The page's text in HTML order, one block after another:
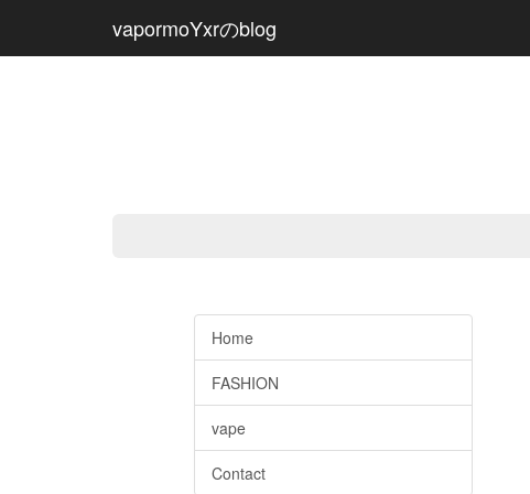
vapormoYxrのblog
Home
FASHION
vape
Contact